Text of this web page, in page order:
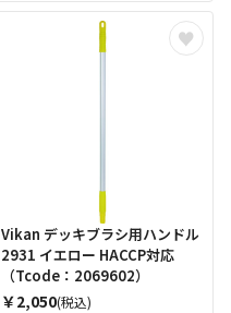
Vikan デッキブラシ用ハンドル
2931 イエロー HACCP対応
（Tcode：2069602）
￥2,050(税込)